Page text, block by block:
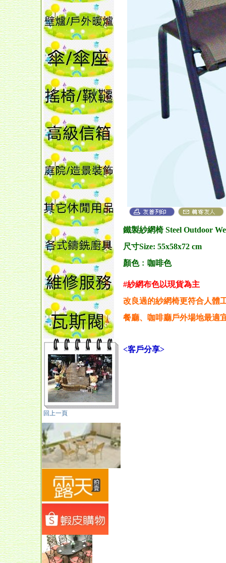
回上一頁
鐵製紗網椅 Steel Outdoor
尺寸Size: 55x58x72 cm
顏色﹕咖啡色
#紗網布色以現貨為主
改良過的紗網椅更符合人體
餐廳、咖啡廳戶外場地最適
<客戶分享>